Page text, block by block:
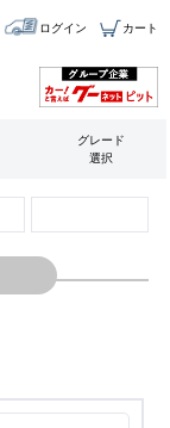
ログイン カート
グレード
選択